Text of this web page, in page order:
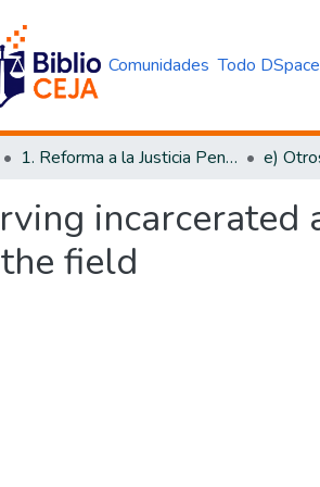
Comunidades Todo DSpace
1. Reforma a la Justicia Penal e)
field